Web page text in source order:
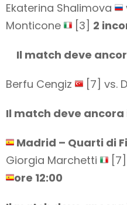
Ekaterina Shalimova
Monticone
[3] 2
Il match deve
Berfu Cengiz
[7] vs.
Il match deve ancora
Madrid – Quarti di
Giorgia Marchetti
ore 12:00